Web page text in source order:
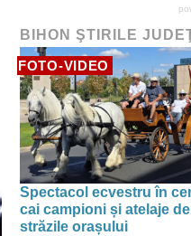
BIHON ŞTIRILE
FOTO-VIDEO
Spectacol ecvestru în
cai campioni și atelaje
străzile orașului